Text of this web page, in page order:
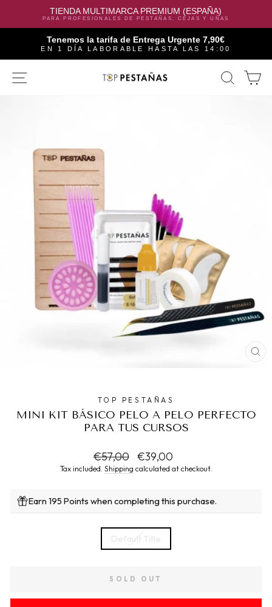
TIENDA MULTIMARCA PREMIUM (ESPAÑA)
PARA PROFESIONALES DE PESTAÑAS, CEJAS Y UÑAS
Tenemos la tarifa de Entrega Urgente 7,90€
EN 1 DÍA LABORABLE HASTA LAS 14:00
SITE NAVIGATION
TOP PESTAÑAS
MINI KIT BÁSICO PELO A PELO PERFECTO
PARA TUS CURSOS
Regular
price
€57,00
Sale
price
€39,00
Tax included. Shipping calculated at checkout.
Earn 195 Points when completing this purchase.
Default Title
SOLD OUT